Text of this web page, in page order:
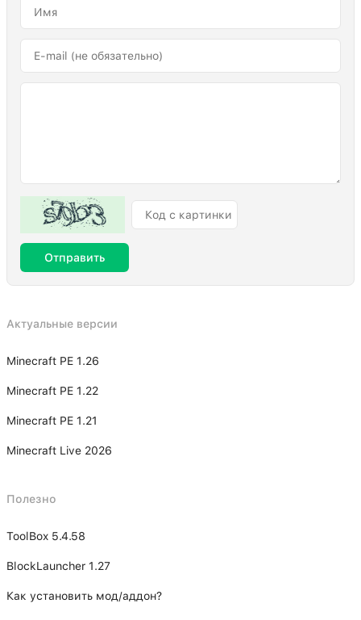
Отправить
Актуальные версии
Minecraft PE 1.26
Minecraft PE 1.22
Minecraft PE 1.21
Minecraft Live 2026
Полезно
ToolBox 5.4.58
BlockLauncher 1.27
Как установить мод/аддон?